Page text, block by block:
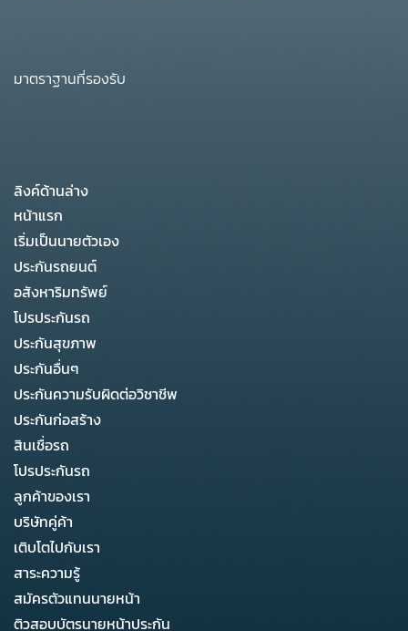
มาตราฐานที่รองรับ
ลิงค์ด้านล่าง
หน้าแรก
เริ่มเป็นนายตัวเอง
ประกันรถยนต์
อสังหาริมทรัพย์
โปรประกันรถ
ประกันสุขภาพ
ประกันอื่นๆ
ประกันความรับผิดต่อวิชาชีพ
ประกันก่อสร้าง
สินเชื่อรถ
โปรประกันรถ
ลูกค้าของเรา
บริษัทคู่ค้า
เติบโตไปกับเรา
สาระความรู้
สมัครตัวแทนนายหน้า
ติวสอบบัตรนายหน้าประกัน